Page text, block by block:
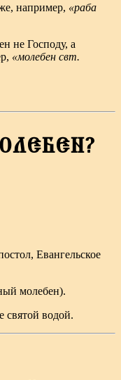
например, «раба
не Господу, а
«молебен свт.
Евангельское
молебен).
святой водой.